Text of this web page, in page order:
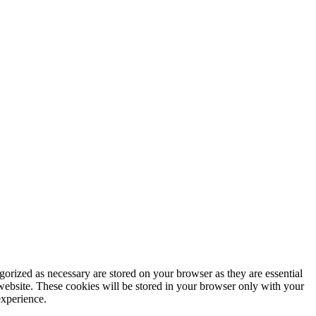
as necessary are stored on your browser as they are essential
These cookies will be stored in your browser only with your